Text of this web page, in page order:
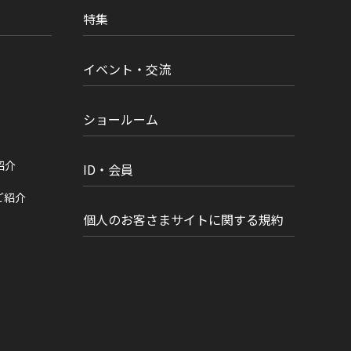
介
紹介
特集
イベント・交流
ショールーム
ID・会員
個人のお客さまサイトに関する規約